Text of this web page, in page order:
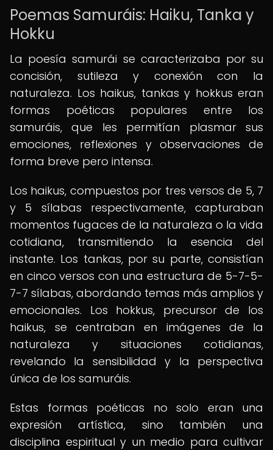
Poemas Samuráis: Haiku, Tanka y
Hokku
La poesía samurái se caracterizaba por su
concisión, sutileza y conexión con la
naturaleza. Los haikus, tankas y hokkus eran
formas poéticas populares entre los
samuráis, que les permitían plasmar sus
emociones, reflexiones y observaciones de
forma breve pero intensa.
Los haikus, compuestos por tres versos de 5, 7
y 5 sílabas respectivamente, capturaban
momentos fugaces de la naturaleza o la vida
cotidiana, transmitiendo la esencia del
instante. Los tankas, por su parte, consistían
en cinco versos con una estructura de 5-7-5-
7-7 sílabas, abordando temas más amplios y
emocionales. Los hokkus, precursor de los
haikus, se centraban en imágenes de la
naturaleza y situaciones cotidianas,
revelando la sensibilidad y la perspectiva
única de los samuráis.
Estas formas poéticas no solo eran una
expresión artística, sino también una
disciplina espiritual y un medio para cultivar